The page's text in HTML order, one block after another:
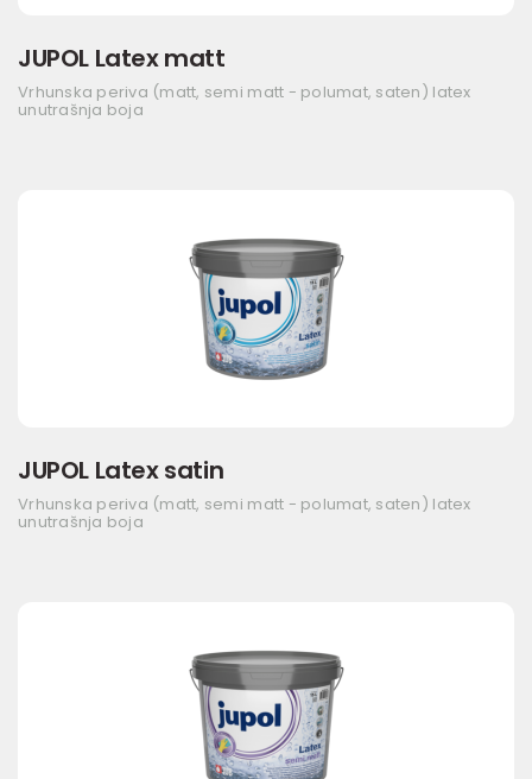
JUPOL Latex matt
Vrhunska periva (matt, semi matt - polumat, saten) latex
unutrašnja boja
JUPOL Latex satin
Vrhunska periva (matt, semi matt - polumat, saten) latex
unutrašnja boja